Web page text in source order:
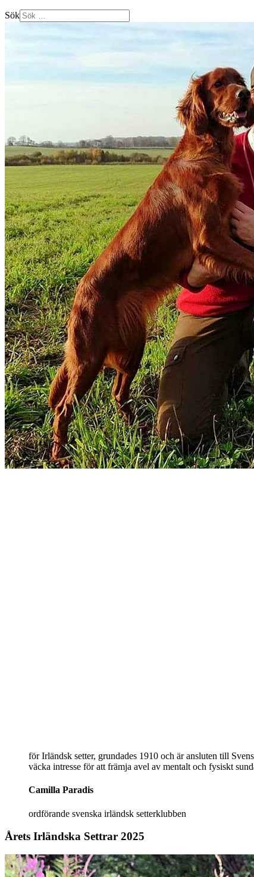
Sök
för Irländsk setter, grundades 1910 och är ansluten till
väcka intresse för att främja avel av mentalt och fysiskt
Camilla Paradis
ordförande svenska irländsk setterklubben
Årets Irländska Settrar 2025